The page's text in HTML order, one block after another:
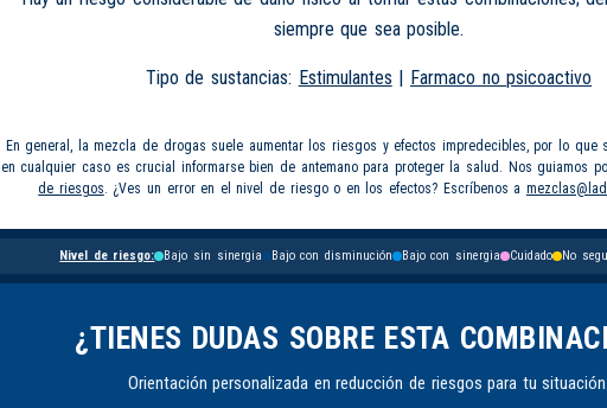
siempre que sea posible.
Tipo de sustancias: Estimulantes | Farmaco no psicoactivo
En general, la mezcla de drogas suele aumentar los riesgos y efectos impredecibles, por lo que
en cualquier caso es crucial informarse bien de antemano para proteger la salud. Nos guiamos
de riesgos. ¿Ves un error en el nivel de riesgo o en los efectos? Escríbenos a
Nivel de riesgo: Bajo sin sinergia Bajo con disminución Bajo con sinergia Cuidado No
¿TIENES DUDAS SOBRE ESTA
Orientación personalizada en reducción de riesgos para tu situación.